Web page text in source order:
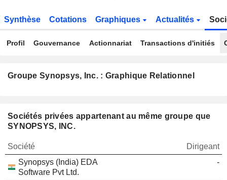
Synthèse Cotations Graphiques Actualités
Profil Gouvernance Actionnariat Transactions d'initiés
Groupe Synopsys, Inc. : Graphique Relationnel
Sociétés privées appartenant au même groupe que
SYNOPSYS, INC.
Société
Dirigeant
Synopsys (India) EDA
Software Pvt Ltd.
-